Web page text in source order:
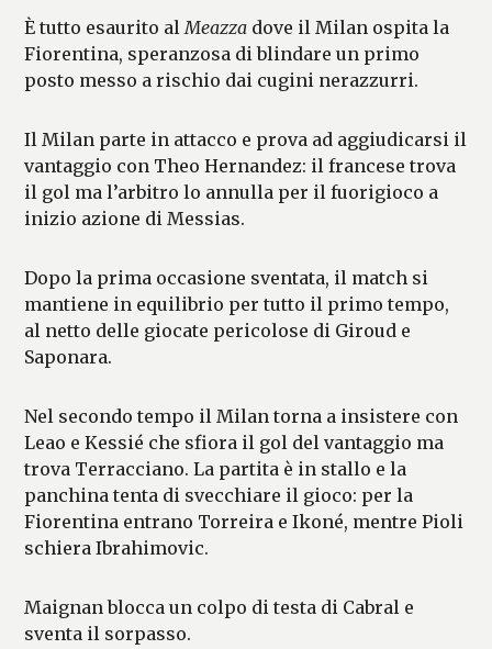
È tutto esaurito al Meazza dove il Milan ospita la
Fiorentina, speranzosa di blindare un primo
posto messo a rischio dai cugini nerazzurri.
Il Milan parte in attacco e prova ad aggiudicarsi il
vantaggio con Theo Hernandez: il francese trova
il gol ma l’arbitro lo annulla per il fuorigioco a
inizio azione di Messias.
Dopo la prima occasione sventata, il match si
mantiene in equilibrio per tutto il primo tempo,
al netto delle giocate pericolose di Giroud e
Saponara.
Nel secondo tempo il Milan torna a insistere con
Leao e Kessié che sfiora il gol del vantaggio ma
trova Terracciano. La partita è in stallo e la
panchina tenta di svecchiare il gioco: per la
Fiorentina entrano Torreira e Ikoné, mentre Pioli
schiera Ibrahimovic.
Maignan blocca un colpo di testa di Cabral e
sventa il sorpasso.